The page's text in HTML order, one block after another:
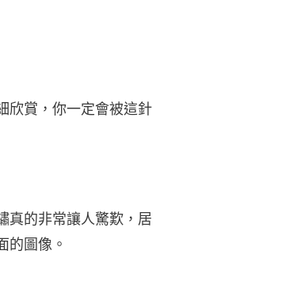
欣賞，你一定會被這針
真的非常讓人驚歎，居
的圖像。